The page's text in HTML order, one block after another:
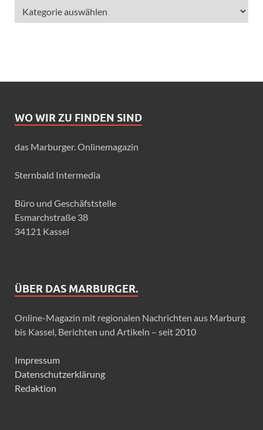
WO WIR ZU FINDEN SIND
das Marburger. Onlinemagazin
Sternbald Intermedia
Büro und Geschäfststelle
Esmarchstraße 38
34121 Kassel
ÜBER DAS MARBURGER.
Online-Magazin mit regionalen Nachrichten aus Marburg
bis Kassel, Berichten und Artikeln – seit 2010
Impressum
Datenschutzerklärung
Redaktion